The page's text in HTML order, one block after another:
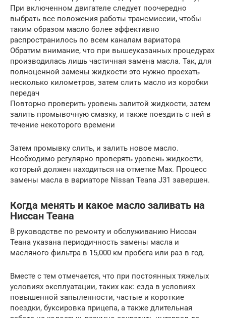
При включенном двигателе следует поочередно
выбрать все положения работы трансмиссии, чтобы
таким образом масло более эффективно
распространилось по всем каналам вариатора
Обратим внимание, что при вышеуказанных процедурах
производилась лишь частичная замена масла. Так, для
полноценной замены жидкости это нужно проехать
несколько километров, затем слить масло из коробки
передач
Повторно проверить уровень залитой жидкости, затем
залить промывочную смазку, и также поездить с ней в
течение некоторого времени
Затем промывку слить, и залить новое масло.
Необходимо регулярно проверять уровень жидкости,
который должен находиться на отметке Max. Процесс
замены масла в вариаторе Nissan Teana J31 завершен.
Когда менять и какое масло заливать на
Ниссан Теана
В руководстве по ремонту и обслуживанию Ниссан
Теана указана периодичность замены масла и
масляного фильтра в 15,000 км пробега или раз в год.
Вместе с тем отмечается, что при постоянных тяжелых
условиях эксплуатации, таких как: езда в условиях
повышенной запыленности, частые и короткие
поездки, буксировка прицепа, а также длительная